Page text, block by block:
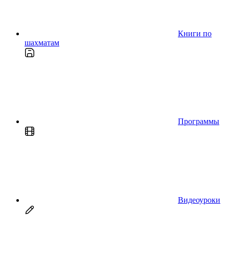
Книги по
шахматам
Программы
Видеоуроки